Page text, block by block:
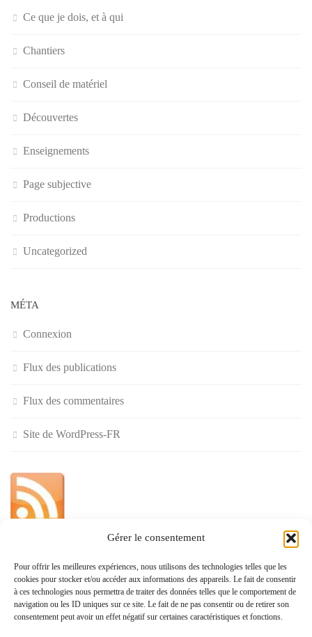
Gérer le consentement
Pour offrir les meilleures expériences, nous utilisons des technologies telles que les
cookies pour stocker et/ou accéder aux informations des appareils. Le fait de consentir
à ces technologies nous permettra de traiter des données telles que le comportement de
navigation ou les ID uniques sur ce site. Le fait de ne pas consentir ou de retirer son
consentement peut avoir un effet négatif sur certaines caractéristiques et fonctions.
Ce que je dois, et à qui
Chantiers
Conseil de matériel
Découvertes
Enseignements
Page subjective
Productions
Uncategorized
MÉTA
Connexion
Flux des publications
Flux des commentaires
Site de WordPress-FR
»
Politique de confidentialité